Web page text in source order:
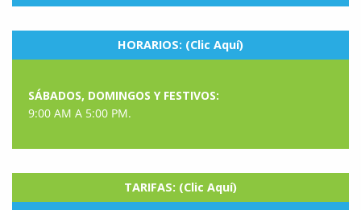
HORARIOS: (Clic Aquí)
SÁBADOS, DOMINGOS Y FESTIVOS:
9:00 AM A 5:00 PM.
TARIFAS: (Clic Aquí)